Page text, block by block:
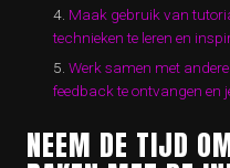
Maak gebruik van
technieken te leren en
Werk samen met
feedback te ontvangen en
NEEM DE TIJD